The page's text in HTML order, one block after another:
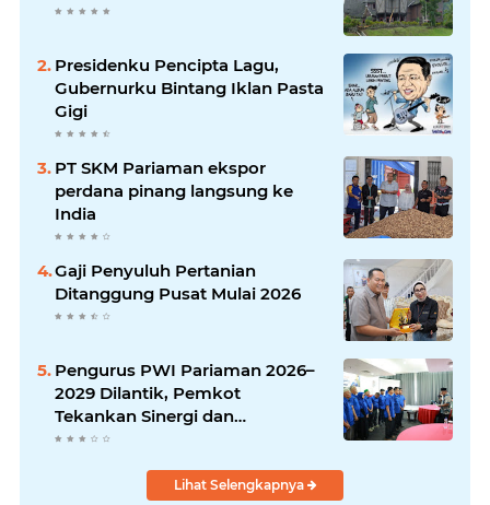
Presidenku Pencipta Lagu,
Gubernurku Bintang Iklan Pasta
Gigi
PT SKM Pariaman ekspor
perdana pinang langsung ke
India
Gaji Penyuluh Pertanian
Ditanggung Pusat Mulai 2026
Pengurus PWI Pariaman 2026–
2029 Dilantik, Pemkot
Tekankan Sinergi dan
Profesionalisme Pers
Lihat Selengkapnya